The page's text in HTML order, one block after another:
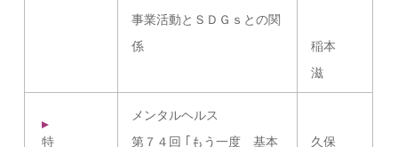
事業活動とＳＤＧｓとの関
係
稲本
滋
特
メンタルヘルス
第７４回 ｢もう一度 基本
久保